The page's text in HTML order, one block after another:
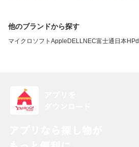
他のブランドから探す
マイクロソフト Apple DELLNEC富士通 日本HP